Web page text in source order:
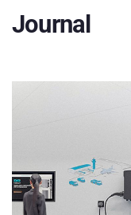
Journal